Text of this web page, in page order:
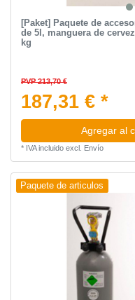
[Paket] Paquete de
de 5l, manguera de
kg
PVP 213,70 €
187,31 € *
Agregar al
* IVA incluidoexcl. Envío
Paquete de articulos